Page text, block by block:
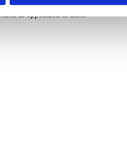
and Herzegovina and Croatia
in opposition to the...